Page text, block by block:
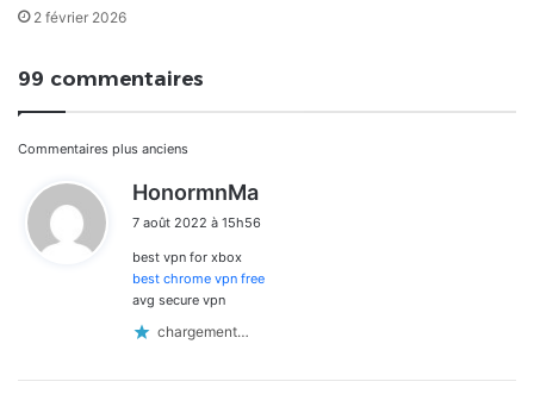
2 février 2026
99 commentaires
Navigation
dans
les
commentaires
Commentaires plus anciens
HonormnMa
t
:
7 août 2022 à 15h56
best vpn for xbox
best chrome vpn free
avg secure vpn
chargement…